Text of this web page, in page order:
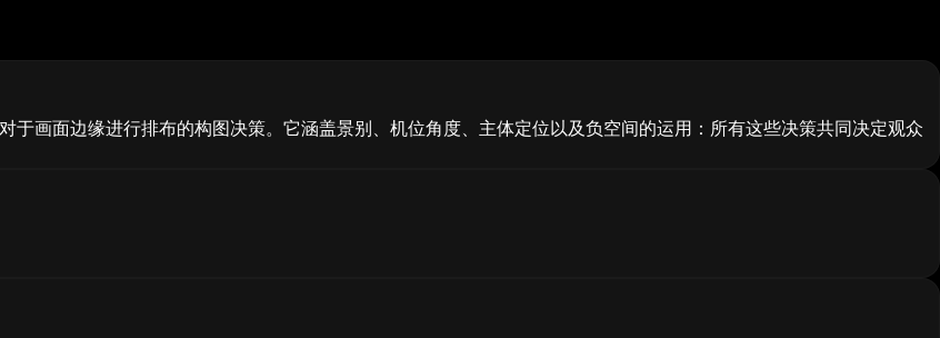
画面边缘进行排布的构图决策。它涵盖景别、机位角度、主体定位以及负空间的运用：所有这些决策共同决定观众